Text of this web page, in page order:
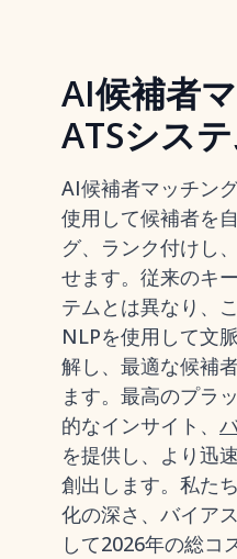
AI候補者
ATSシス
AI候補者マッチン
使用して候補者を
グ、ランク付けし
せます。従来のキ
テムとは異なり、
NLPを使用して文
解し、最適な候補
ます。最高のプラ
的なインサイト、
を提供し、より迅
創出します。私た
化の深さ、バイア
して2026年の総コ